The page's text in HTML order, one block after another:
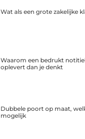
Wat als een grote zakelijke
Waarom een bedrukt
oplevert dan je denkt
Dubbele poort op maat,
mogelijk